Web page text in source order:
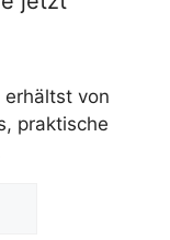
erhältst von
praktische